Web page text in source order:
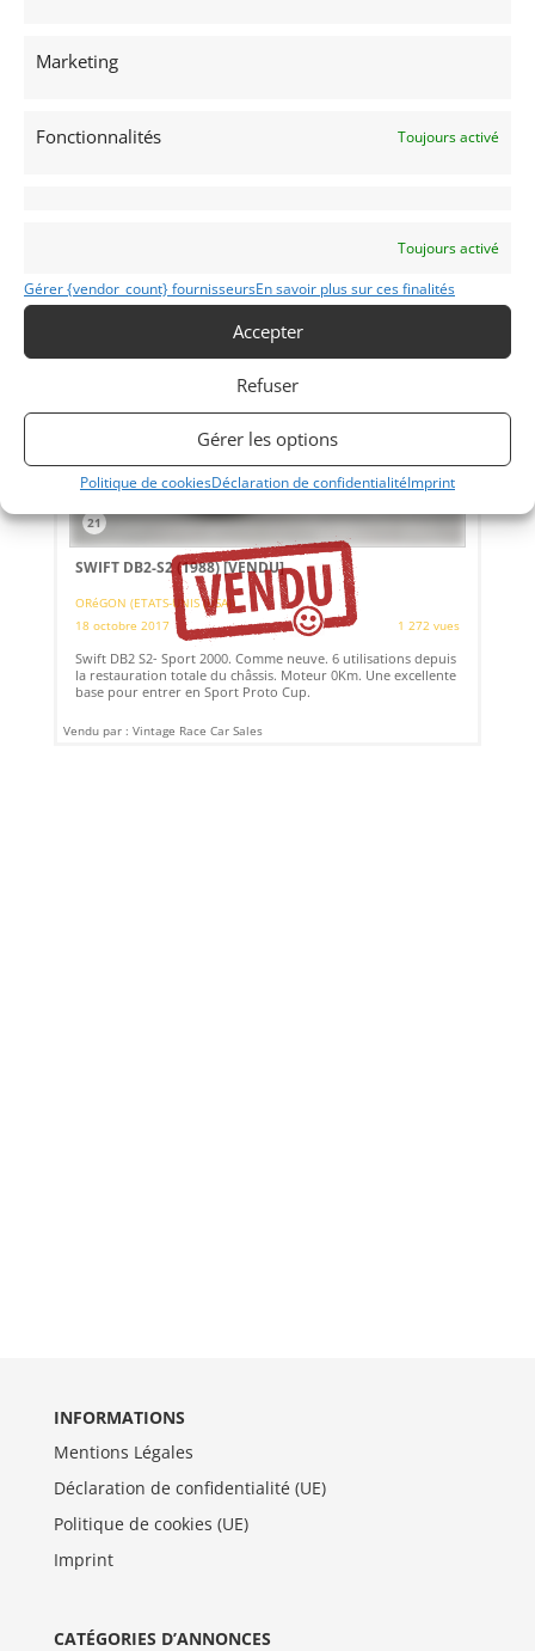
Marketing
Fonctionnalités Toujours activé
Toujours activé
Gérer {vendor_count} fournisseursEn savoir plus sur ces finalités
Accepter
Refuser
Gérer les options
Politique de cookiesDéclaration de confidentialitéImprint
CALIFORNIE (ETATS-UNIS (USA))
Vends Bourgeault Sports Racer 1965. Une occasion d'acquérir
un Proto 1600 capable de battre les Elva Mk VII et Lotus 23
21
SWIFT DB2-S2 (1988)[VENDU]
ORéGON (ETATS-UNIS (USA))
18 octobre 2017
1 272 vues
Swift DB2 S2- Sport 2000. Comme neuve. 6 utilisations depuis
la restauration totale du châssis. Moteur 0Km. Une excellente
base pour entrer en Sport Proto Cup.
Vendu par : Vintage Race Car Sales
INFORMATIONS
Mentions Légales
Déclaration de confidentialité (UE)
Politique de cookies (UE)
Imprint
CATÉGORIES D’ANNONCES